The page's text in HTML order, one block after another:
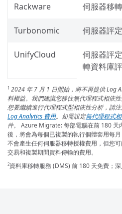
Rackware 伺服器移轉
Turbonomic 伺服器評定
UnifyCloud
伺服器評
轉資料庫
1 2024 年 7 月 1 日開始，將不再提供 Log
料權益。我們建議您移往無代理程式相依
想要繼續進行代理程式型相依性分析，請
Log Analytics 費用。如需設定無代理程式
件。
Azure Migrate: 每部電腦在前 180 天
後，將會為每個已複製的執行個體套用每月
不會產生任何伺服器移轉授權費用，但您
交易和複製期間資料傳輸的費用。
2資料庫移轉服務 (DMS) 前 180 天免費；